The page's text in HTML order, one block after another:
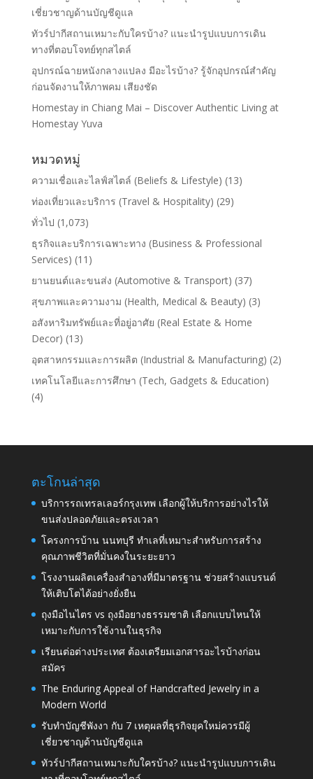
เชี่ยวชาญด้านบัญชีดูแล
ทัวร์ปากีสถานเหมาะกับใครบ้าง? แนะนำรูปแบบการเดิน
ทางที่ตอบโจทย์ทุกสไตล์
อุปกรณ์ฉายหนังกลางแปลง มีอะไรบ้าง? รู้จักอุปกรณ์สำคัญ
ก่อนจัดงานให้ภาพคม เสียงชัด
Homestay in Chiang Mai – Discover Authentic Living at
Homestay Yuva
หมวดหมู่
ความเชื่อและไลฟ์สไตล์ (Beliefs & Lifestyle) (13)
ท่องเที่ยวและบริการ (Travel & Hospitality) (29)
ทั่วไป (1,073)
ธุรกิจและบริการเฉพาะทาง (Business & Professional
Services) (11)
ยานยนต์และขนส่ง (Automotive & Transport) (37)
สุขภาพและความงาม (Health, Medical & Beauty) (3)
อสังหาริมทรัพย์และที่อยู่อาศัย (Real Estate & Home
Decor) (13)
อุตสาหกรรมและการผลิต (Industrial & Manufacturing) (2)
เทคโนโลยีและการศึกษา (Tech, Gadgets & Education)
(4)
ตะโกนล่าสุด
บริการรถเทรลเลอร์กรุงเทพ เลือกผู้ให้บริการอย่างไรให้
ขนส่งปลอดภัยและตรงเวลา
โครงการบ้าน นนทบุรี ทำเลที่เหมาะสำหรับการสร้าง
คุณภาพชีวิตที่มั่นคงในระยะยาว
โรงงานผลิตเครื่องสำอางที่มีมาตรฐาน ช่วยสร้างแบรนด์
ให้เติบโตได้อย่างยั่งยืน
ถุงมือไนไตร vs ถุงมือยางธรรมชาติ เลือกแบบไหนให้
เหมาะกับการใช้งานในธุรกิจ
เรียนต่อต่างประเทศ ต้องเตรียมเอกสารอะไรบ้างก่อน
สมัคร
The Enduring Appeal of Handcrafted Jewelry in a
Modern World
รับทำบัญชีพังงา กับ 7 เหตุผลที่ธุรกิจยุคใหม่ควรมีผู้
เชี่ยวชาญด้านบัญชีดูแล
ทัวร์ปากีสถานเหมาะกับใครบ้าง? แนะนำรูปแบบการเดิน